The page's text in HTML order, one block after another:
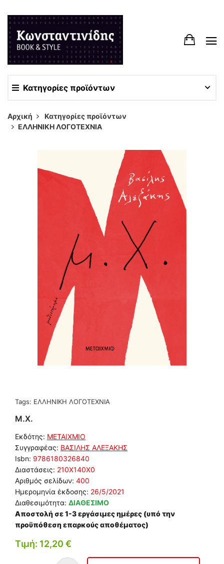
Κατηγορίες προϊόντων
Αρχική
Κατηγορίες προϊόντων
ΕΛΛΗΝΙΚΗ ΛΟΓΟΤΕΧΝΙΑ
Tags: ΕΛΛΗΝΙΚΗ ΛΟΓΟΤΕΧΝΙΑ
Μ.Χ.
Εκδότης: ΜΕΤΑΙΧΜΙΟ
Συγγραφέας: ΒΑΣΙΛΗΣ ΑΛΕΞΑΚΗΣ
Isbn: 9786180326840
Διαστάσεις: 210Χ140Χ0
Αριθμός σελίδων: 400
Ημερομηνία έκδοσης: 26/5/2021
Διαθεσιμότητα: ΔΙΑΘΕΣΙΜΟ
Αποστολή σε 1-3 εργάσιμες ημέρες (υπό την
προϋπόθεση επαρκούς αποθέματος)
Τιμή: 12,20 €